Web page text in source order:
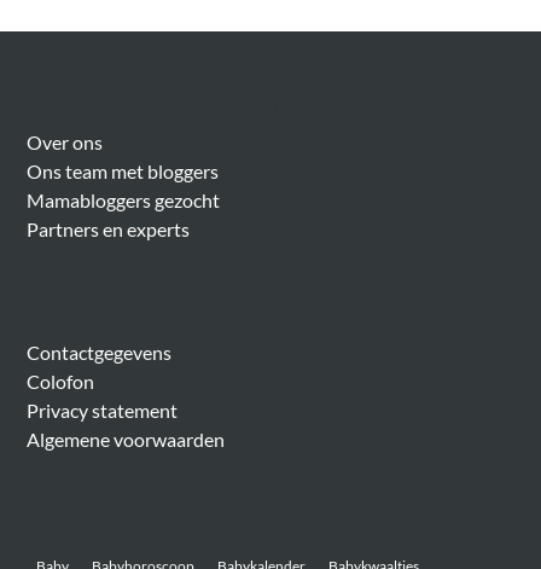
Over ons
Ons team met bloggers
Mamabloggers gezocht
Partners en experts
Contactgegevens
Colofon
Privacy statement
Algemene voorwaarden